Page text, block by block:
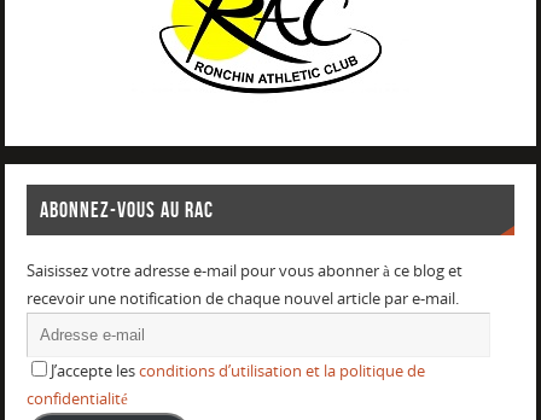
ABONNEZ-VOUS AU RAC
Saisissez votre adresse e-mail pour vous abonner à ce blog et
recevoir une notification de chaque nouvel article par e-mail.
J’accepte lesconditions d’utilisation et la politique de
confidentialité